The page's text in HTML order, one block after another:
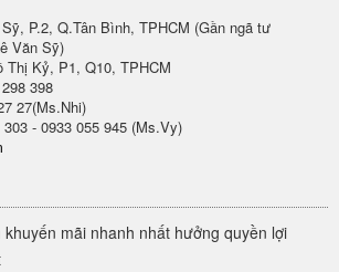
P.2, Q.Tân Bình, TPHCM (Gần ngã tư
Văn Sỹ)
Thị Kỷ, P1, Q10, TPHCM
398
27(Ms.Nhi)
303 - 0933 055 945 (Ms.Vy)
mãi nhanh nhất hưởng quyền lợi